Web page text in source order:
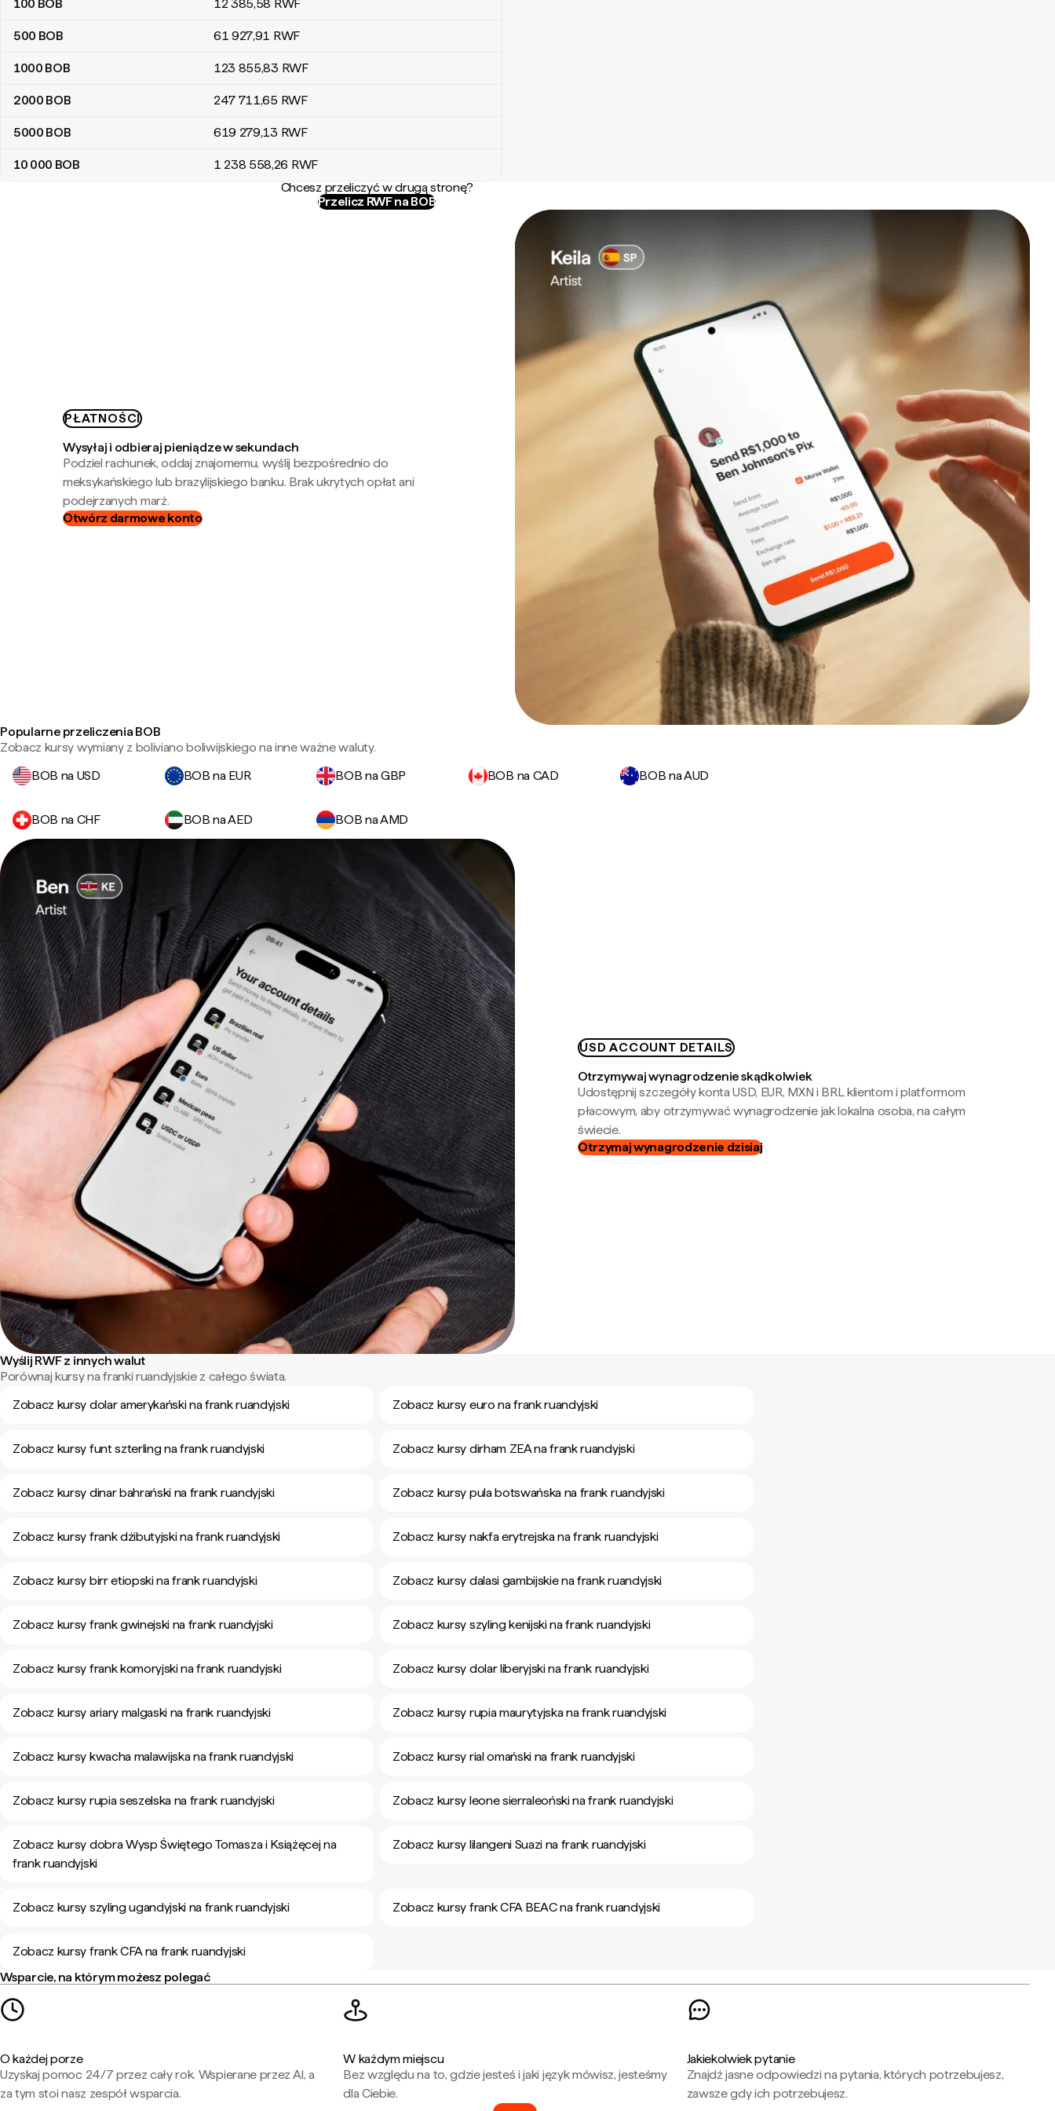
100 BOB 12 385,58 RWF
500 BOB 61 927,91 RWF
1000 BOB 123 855,83 RWF
2000 BOB 247 711,65 RWF
5000 BOB 619 279,13 RWF
10 000 BOB 1 238 558,26 RWF
Chcesz przeliczyć w drugą stronę?
Przelicz RWF na BOB
PŁATNOŚCI
Wysyłaj i odbieraj pieniądze w sekundach
Podziel rachunek, oddaj znajomemu, wyślij bezpośrednio do
meksykańskiego lub brazylijskiego banku. Brak ukrytych opłat ani
podejrzanych marż.
Otwórz darmowe konto
Popularne przeliczenia BOB
Zobacz kursy wymiany z boliviano boliwijskiego na inne ważne waluty.
BOB na USD
BOB na EUR BOB na GBP BOB na CAD BOB na AUD
BOB na CHF BOB na AED BOB na AMD
USD ACCOUNT DETAILS
Otrzymywaj wynagrodzenie skądkolwiek
Udostępnij szczegóły konta USD, EUR, MXN i BRL klientom i platformom
płacowym, aby otrzymywać wynagrodzenie jak lokalna osoba, na całym
świecie.
Otrzymaj wynagrodzenie dzisiaj
Wyślij RWF z innych walut
Porównaj kursy na franki ruandyjskie z całego świata.
Zobacz kursy dolar amerykański na frank ruandyjski
Zobacz kursy euro na frank ruandyjski
Zobacz kursy funt szterling na frank ruandyjski Zobacz kursy dirham ZEA na frank ruandyjski
Zobacz kursy dinar bahrański na frank ruandyjski Zobacz kursy pula botswańska na frank ruandyjski
Zobacz kursy frank dżibutyjski na frank ruandyjski Zobacz kursy nakfa erytrejska na frank ruandyjski
Zobacz kursy birr etiopski na frank ruandyjski Zobacz kursy dalasi gambijskie na frank ruandyjski
Zobacz kursy frank gwinejski na frank ruandyjski Zobacz kursy szyling kenijski na frank ruandyjski
Zobacz kursy frank komoryjski na frank ruandyjski Zobacz kursy dolar liberyjski na frank ruandyjski
Zobacz kursy ariary malgaski na frank ruandyjski Zobacz kursy rupia maurytyjska na frank ruandyjski
Zobacz kursy kwacha malawijska na frank ruandyjski Zobacz kursy rial omański na frank ruandyjski
Zobacz kursy rupia seszelska na frank ruandyjski Zobacz kursy leone sierraleoński na frank ruandyjski
Zobacz kursy dobra Wysp Świętego Tomasza i Książęcej na
frank ruandyjski
Zobacz kursy lilangeni Suazi na frank ruandyjski
Zobacz kursy szyling ugandyjski na frank ruandyjski Zobacz kursy frank CFA BEAC na frank ruandyjski
Zobacz kursy frank CFA na frank ruandyjski
Wsparcie, na którym możesz polegać
O każdej porze
Uzyskaj pomoc 24/7 przez cały rok. Wspierane przez AI, a
za tym stoi nasz zespół wsparcia.
W każdym miejscu
Bez względu na to, gdzie jesteś i jaki język mówisz, jesteśmy
dla Ciebie.
Jakiekolwiek pytanie
Znajdź jasne odpowiedzi na pytania, których potrzebujesz,
zawsze gdy ich potrzebujesz.